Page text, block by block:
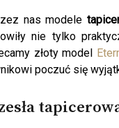
nas modele
nie tylko
złoty model
poczuć się